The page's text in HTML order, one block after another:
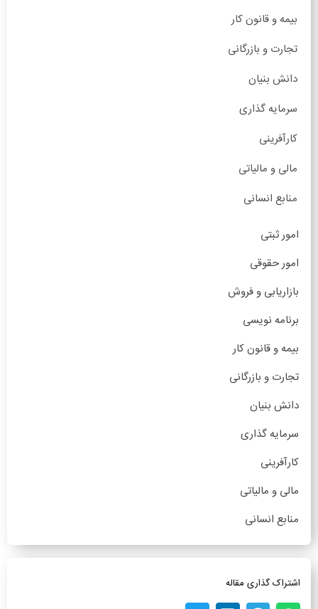
بیمه و قانون کار
تجارت و بازرگانی
دانش بنیان
سرمایه گذاری
کارآفرینی
مالی و مالیاتی
منابع انسانی
امور ثبتی
امور حقوقی
بازاریابی و فروش
برنامه نویسی
بیمه و قانون کار
تجارت و بازرگانی
دانش بنیان
سرمایه گذاری
کارآفرینی
مالی و مالیاتی
منابع انسانی
اشتراک گذاری مقاله